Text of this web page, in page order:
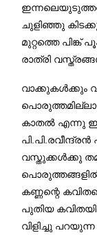
ഇന്നലെയുടുത്തവ
ചുളിഞ്ഞു
മുറ്റത്തെ പിങ്ക്
രാത്രി
വാക്കുകൾക്കും
കാതൽ എന്നു ഈ
വസ്തുക്കൾക്കു
പൊരുത്തങ്ങളിൽ
കണ്ണന്റെ
പുതിയ
വിളിച്ചു